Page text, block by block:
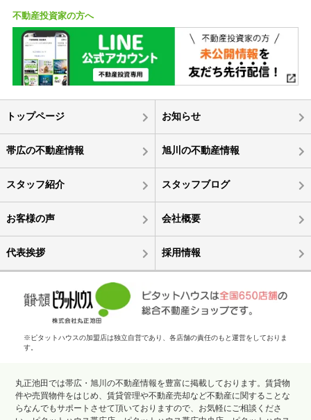
不動産投資家の方へ
トップページ お知らせ
帯広の不動産情報 旭川の不動産情報
スタッフ紹介 スタッフブログ
お客様の声 会社概要
代表挨拶 採用情報
※ピタットハウスの加盟店は独立自営であり、各店舗の責任のもと運営をしておりま
す。
丸正池田では帯広・旭川の不動産情報を豊富に掲載しております。賃貸物
件や売買物件をはじめ、賃貸管理や不動産売却など不動産に関することな
らなんでもサポートさせて頂いておりますので、お気軽にご相談くださ